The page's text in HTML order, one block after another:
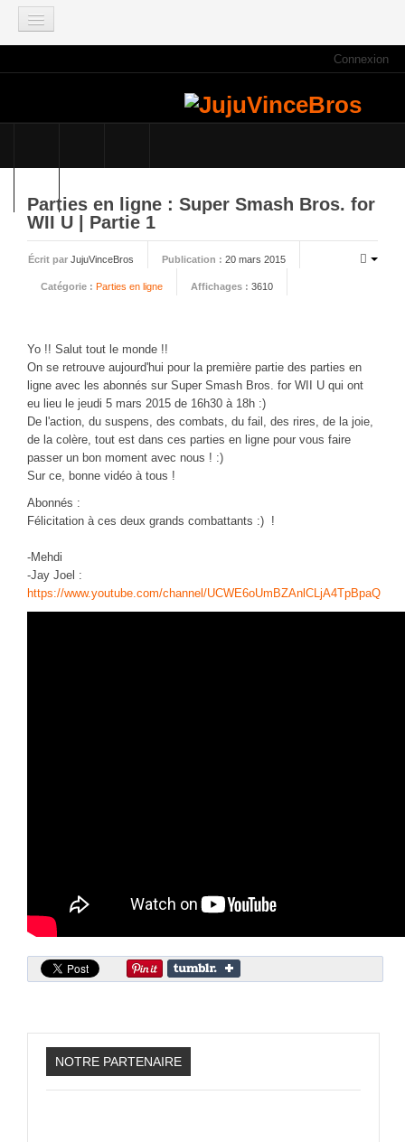
Connexion
E3 2021
Faisons le point
Accès aux Quiz
Les videos des JujuVinceBros
CINÉ
Critiques films
Courts Métrages
JEUX
Parties en ligne
Funtage
Sonic Chronicles Le Film
Review Figurines
Réalisations 3D
Unboxing
Reviews
Tutoriels
Parties en ligne : Super Smash Bros. for
WII U | Partie 1
Écrit par JujuVinceBros Publication : 20 mars 2015
Catégorie : Parties en ligne Affichages : 3610
Yo !! Salut tout le monde !!
On se retrouve aujourd'hui pour la première partie des parties en
ligne avec les abonnés sur Super Smash Bros. for WII U qui ont
eu lieu le jeudi 5 mars 2015 de 16h30 à 18h :)
De l'action, du suspens, des combats, du fail, des rires, de la joie,
de la colère, tout est dans ces parties en ligne pour vous faire
passer un bon moment avec nous ! :)
Sur ce, bonne vidéo à tous !
Abonnés :
Félicitation à ces deux grands combattants :) !
-Mehdi
-Jay Joel :
https://www.youtube.com/channel/UCWE6oUmBZAnlCLjA4TpBpaQ
NOTRE PARTENAIRE